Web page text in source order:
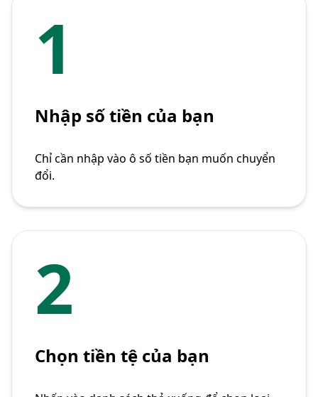
1
Nhập số tiền của bạn
Chỉ cần nhập vào ô số tiền bạn muốn chuyển
đổi.
2
Chọn tiền tệ của bạn